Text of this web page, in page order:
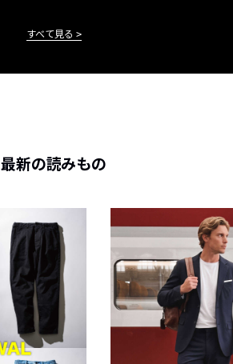
すべて見る
最新の読みもの